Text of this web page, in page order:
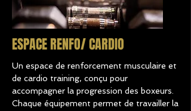
ESPACE RENFO/ CARDIO
Un espace de renforcement musculaire et
de cardio training, conçu pour
accompagner la progression des boxeurs.
Chaque équipement permet de travailler la